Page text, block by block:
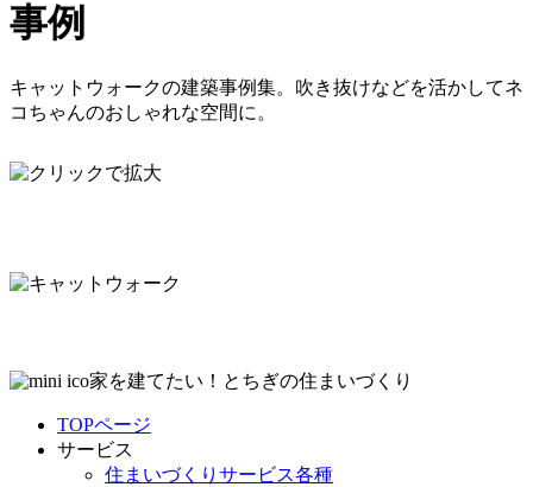
事例
キャットウォークの建築事例集。吹き抜けなどを活かしてネ
コちゃんのおしゃれな空間に。
家を建てたい！とちぎの住まいづくり
TOPページ
サービス
住まいづくりサービス各種